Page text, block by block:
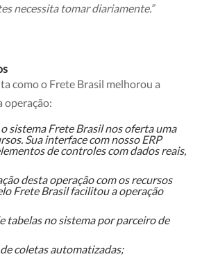
necessita tomar diariamente.”
como o Frete Brasil melhorou a
operação:
sistema Frete Brasil nos oferta uma
Sua interface com nosso ERP
de controles com dados reais,
desta operação com os recursos
Frete Brasil facilitou a operação
tabelas no sistema por parceiro de
coletas automatizadas;